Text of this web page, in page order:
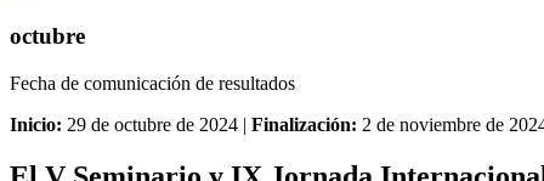
octubre
Fecha de comunicación de resultados
Inicio: 29 de octubre de 2024 | Finalización: 2 de noviembre de